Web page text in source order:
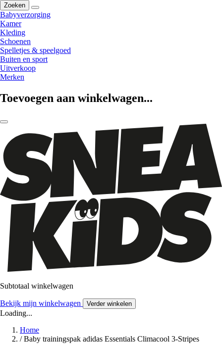
Zoeken
Babyverzorging
Kamer
Kleding
Schoenen
Spelletjes & speelgoed
Buiten en sport
Uitverkoop
Merken
Toevoegen aan winkelwagen...
Subtotaal winkelwagen
Bekijk mijn winkelwagen Verder winkelen
Loading...
Home
/ Baby trainingspak adidas Essentials Climacool 3-Stripes